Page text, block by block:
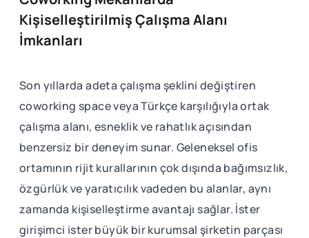
Kişiselleştirilmiş Çalışma Alanı
İmkanları
Son yıllarda adeta çalışma şeklini değiştiren
coworking space veya Türkçe karşılığıyla ortak
çalışma alanı, esneklik ve rahatlık açısından
benzersiz bir deneyim sunar. Geleneksel ofis
ortamının rijit kurallarının çok dışında bağımsızlık,
özgürlük ve yaratıcılık vadeden bu alanlar, aynı
zamanda kişiselleştirme avantajı sağlar. İster
girişimci ister büyük bir kurumsal şirketin parçası